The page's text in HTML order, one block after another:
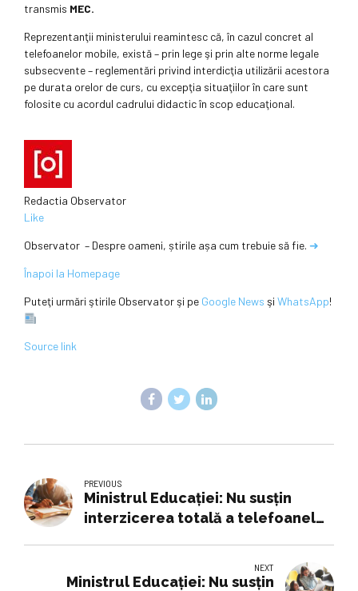
transmis MEC.
Reprezentanţii ministerului reamintesc că, în cazul concret al
telefoanelor mobile, există – prin lege şi prin alte norme legale
subsecvente – reglementări privind interdicţia utilizării acestora
pe durata orelor de curs, cu excepţia situaţiilor în care sunt
folosite cu acordul cadrului didactic în scop educaţional.
Redactia Observator
Like
Observator – Despre oameni, știrile așa cum trebuie să fie. ➜
Înapoi la Homepage
Puteţi urmări ştirile Observator şi pe Google News şi WhatsApp!
Source link
PREVIOUS
Ministrul Educației: Nu susțin
interzicerea totală a telefoanelor
NEXT
Ministrul Educației: Nu susțin